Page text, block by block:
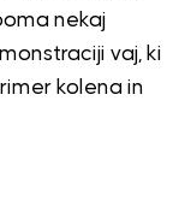
nekaj
vaj, ki
kolena in